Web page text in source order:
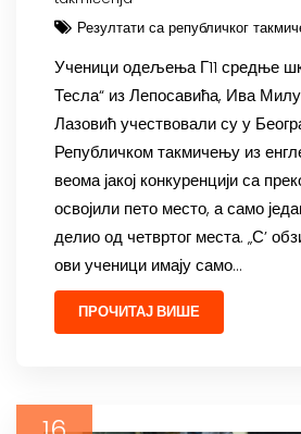
Резултати са републичког
Ученици одељења Г11 средње
Тесла“ из Лепосавића, Ива
Лазовић учествовали су у
Републичком такмичењу из
веома јакој конкуренцији са
освојили пето место, а само
делио од четвртог места. „С’
ови ученици имају само…
ПРОЧИТАЈ ВИШЕ